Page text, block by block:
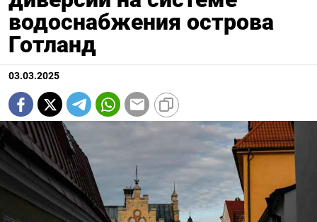
водоснабжения острова
Готланд
03.03.2025